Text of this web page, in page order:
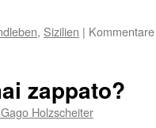
, Sizilien |
zappato?
Holzscheiter